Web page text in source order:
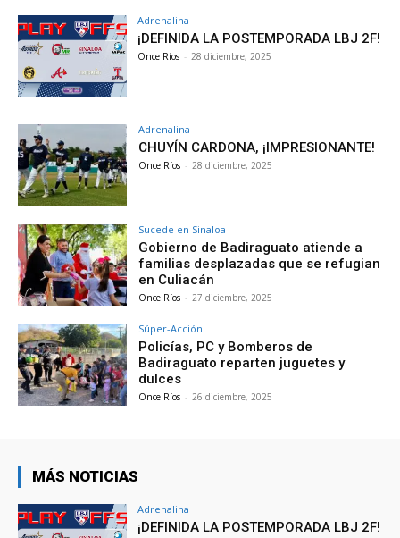
Adrenalina
¡DEFINIDA LA POSTEMPORADA LBJ 2F!
Once Ríos - 28 diciembre, 2025
Adrenalina
CHUYÍN CARDONA, ¡IMPRESIONANTE!
Once Ríos - 28 diciembre, 2025
Sucede en Sinaloa
Gobierno de Badiraguato atiende a
familias desplazadas que se refugian
en Culiacán
Once Ríos - 27 diciembre, 2025
Súper-Acción
Policías, PC y Bomberos de
Badiraguato reparten juguetes y
dulces
Once Ríos - 26 diciembre, 2025
MÁS NOTICIAS
Adrenalina
¡DEFINIDA LA POSTEMPORADA LBJ 2F!